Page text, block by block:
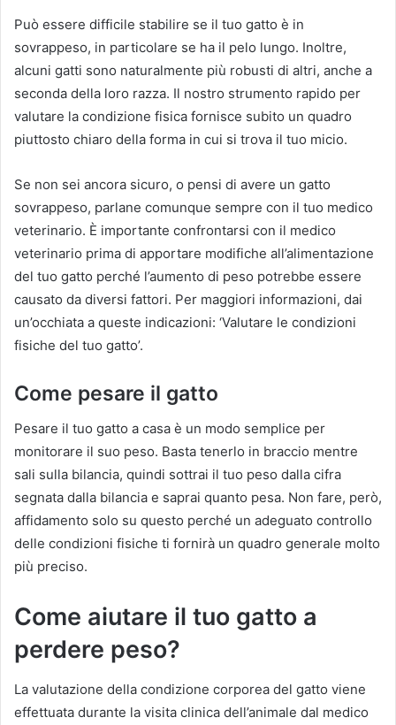
Può essere difficile stabilire se il tuo gatto è in
sovrappeso, in particolare se ha il pelo lungo. Inoltre,
alcuni gatti sono naturalmente più robusti di altri, anche a
seconda della loro razza. Il nostro strumento rapido per
valutare la condizione fisica fornisce subito un quadro
piuttosto chiaro della forma in cui si trova il tuo micio.
Se non sei ancora sicuro, o pensi di avere un gatto
sovrappeso, parlane comunque sempre con il tuo medico
veterinario. È importante confrontarsi con il medico
veterinario prima di apportare modifiche all’alimentazione
del tuo gatto perché l’aumento di peso potrebbe essere
causato da diversi fattori. Per maggiori informazioni, dai
un’occhiata a queste indicazioni: ‘Valutare le condizioni
fisiche del tuo gatto’.
Come pesare il gatto
Pesare il tuo gatto a casa è un modo semplice per
monitorare il suo peso. Basta tenerlo in braccio mentre
sali sulla bilancia, quindi sottrai il tuo peso dalla cifra
segnata dalla bilancia e saprai quanto pesa. Non fare, però,
affidamento solo su questo perché un adeguato controllo
delle condizioni fisiche ti fornirà un quadro generale molto
più preciso.
Come aiutare il tuo gatto a
perdere peso?
La valutazione della condizione corporea del gatto viene
effettuata durante la visita clinica dell’animale dal medico